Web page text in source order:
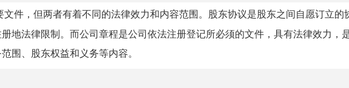
件，但两者有着不同的法律效力和内容范围。股东协议是股东之间自愿订立的
地法律限制。而公司章程是公司依法注册登记所必须的文件，具有法律效力，
围、股东权益和义务等内容。